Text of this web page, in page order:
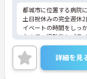
都城市に位置する病院
土日祝休みの完全週休
イベートの時間をしっ
なので、退勤後もプラ
間を充実させることが
のでマイカー通勤の際
る方は面接ポイントを
ご連絡ください。
詳細を見